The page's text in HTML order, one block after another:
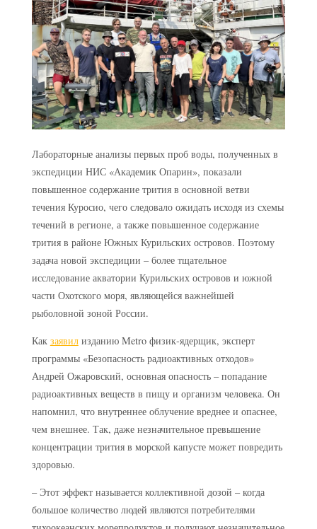
Лабораторные анализы первых проб воды, полученных в
экспедиции НИС «Академик Опарин», показали
повышенное содержание трития в основной ветви
течения Куросио, чего следовало ожидать исходя из схемы
течений в регионе, а также повышенное содержание
трития в районе Южных Курильских островов. Поэтому
задача новой экспедиции – более тщательное
исследование акватории Курильских островов и южной
части Охотского моря, являющейся важнейшей
рыболовной зоной России.
Как заявилизданию Metro физик-ядерщик, эксперт
программы «Безопасность радиоактивных отходов»
Андрей Ожаровский, основная опасность – попадание
радиоактивных веществ в пищу и организм человека. Он
напомнил, что внутреннее облучение вреднее и опаснее,
чем внешнее. Так, даже незначительное превышение
концентрации трития в морской капусте может повредить
здоровью.
– Этот эффект называется коллективной дозой – когда
большое количество людей являются потребителями